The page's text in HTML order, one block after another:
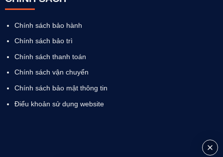
Chính sách bảo hành
Chính sách bảo trì
Chính sách thanh toán
Chính sách vận chuyển
Chính sách bảo mật thông tin
Điểu khoản sử dụng website